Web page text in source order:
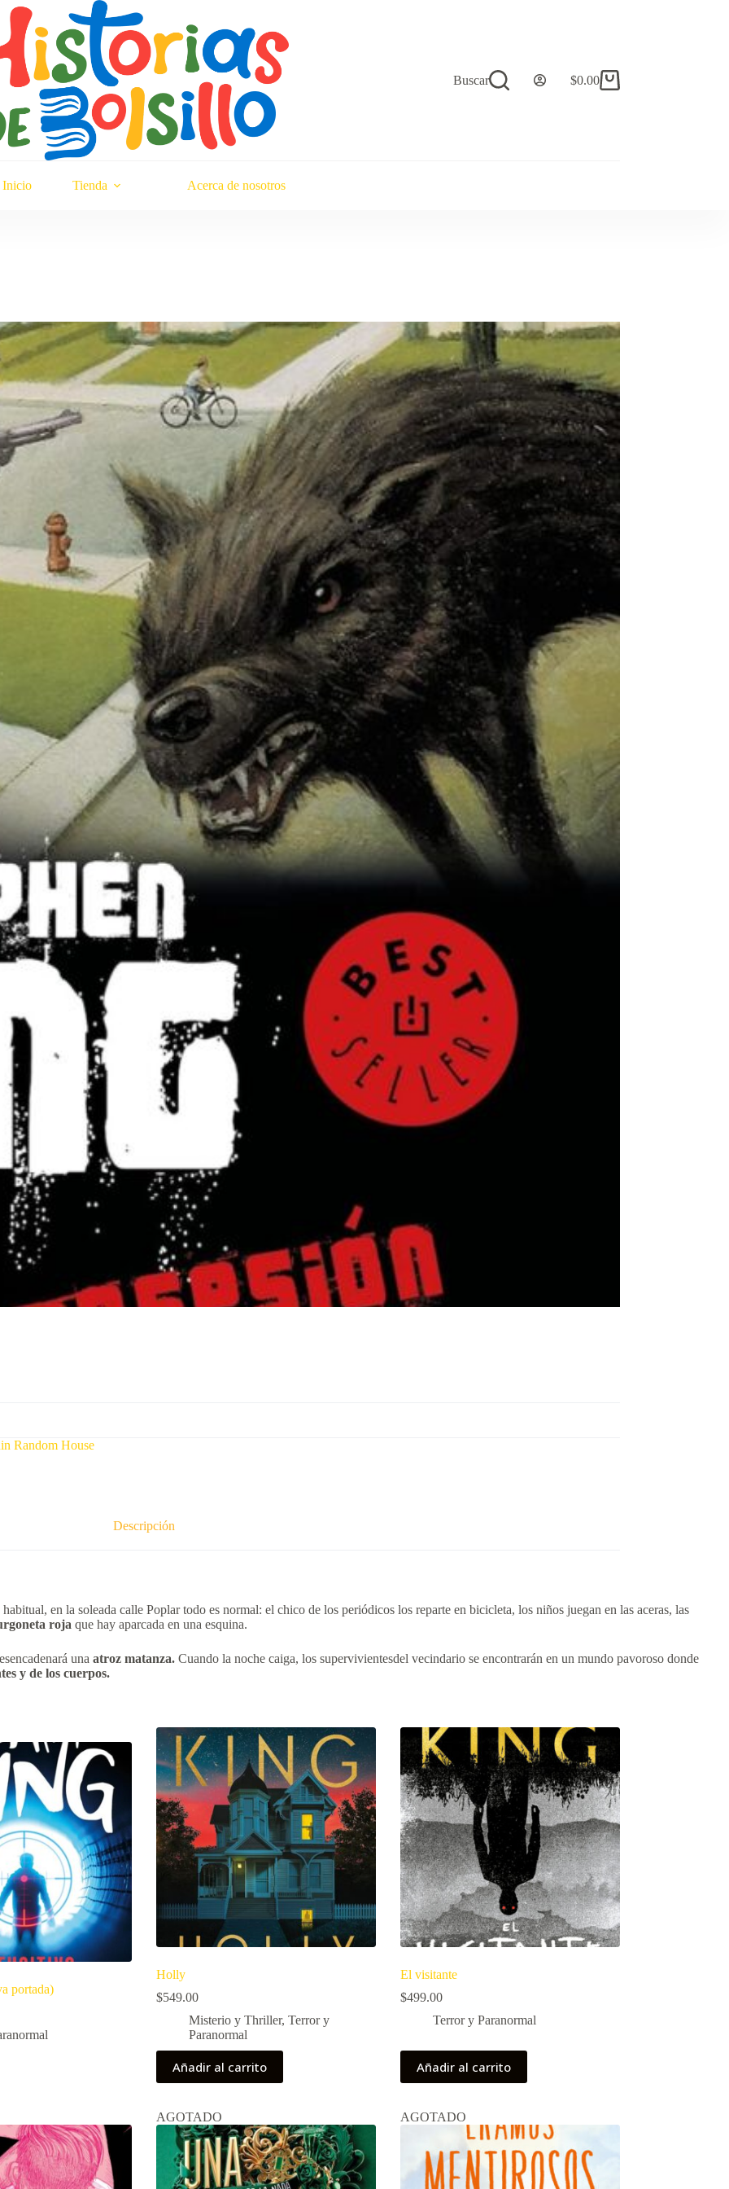
Buscar
Carro
$0.00
Inicio Tienda Acerca de nosotros
Random House
Descripción
en la soleada calle Poplar todo es normal: el chico de los periódicos los reparte en bicicleta, los niños juegan en las aceras, las
roja que hay aparcada en una esquina.
una atroz matanza. Cuando la noche caiga, los supervivientesdel vecindario se encontrarán en un mundo pavoroso donde
y de los cuerpos.
portada)
Holly
$549.00
Misterio y Thriller, Terror y
Paranormal
Añadir al carrito
El visitante
$499.00
Terror y Paranormal
Añadir al carrito
AGOTADO AGOTADO